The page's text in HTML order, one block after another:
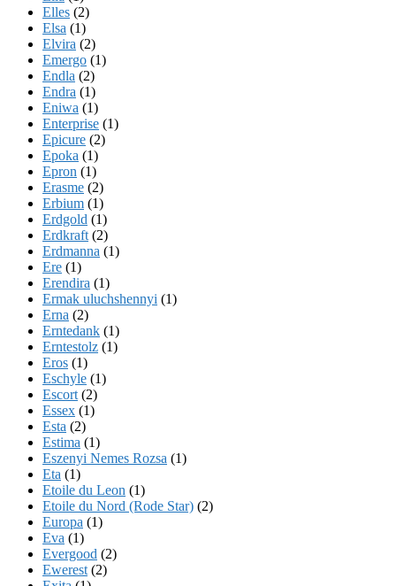
Elles (2)
Elsa (1)
Elvira (2)
Emergo (1)
Endla (2)
Endra (1)
Eniwa (1)
Enterprise (1)
Epicure (2)
Epoka (1)
Epron (1)
Erasme (2)
Erbium (1)
Erdgold (1)
Erdkraft (2)
Erdmanna (1)
Ere (1)
Erendira (1)
Ermak uluchshennyi (1)
Erna (2)
Erntedank (1)
Erntestolz (1)
Eros (1)
Eschyle (1)
Escort (2)
Essex (1)
Esta (2)
Estima (1)
Eszenyi Nemes Rozsa (1)
Eta (1)
Etoile du Leon (1)
Etoile du Nord (Rode Star) (2)
Europa (1)
Eva (1)
Evergood (2)
Ewerest (2)